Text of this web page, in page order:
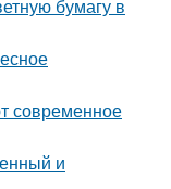
бумагу в
современное
и